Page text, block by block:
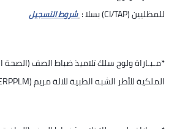
للمظليين (CI/TAP) بسلا :
شروط التسجيل
*مـبـاراة ولوج سلك تلاميذ ضباط الصف
الملكية للأطر الشبه الطبية للالة مريم (ERPPLM) بالرباط :